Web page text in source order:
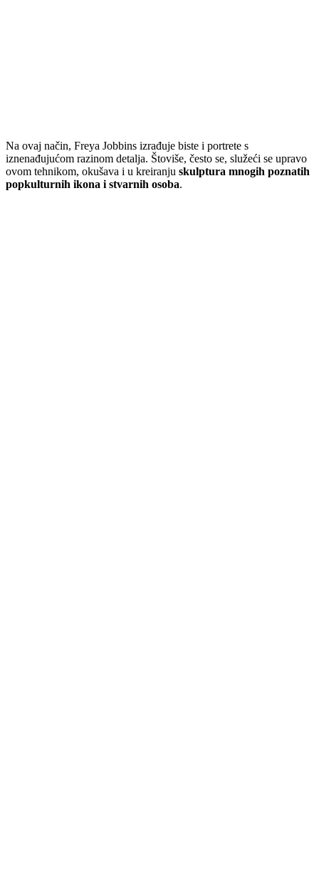
Na ovaj način, Freya Jobbins izrađuje biste i portrete s
iznenađujućom razinom detalja. Štoviše, često se, služeći se upravo
ovom tehnikom, okušava i u kreiranju skulptura mnogih poznatih
popkulturnih ikona i stvarnih osoba.